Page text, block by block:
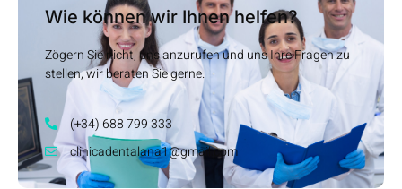
Wie können wir Ihnen helfen?
Zögern Sie nicht, uns anzurufen und uns Ihre Fragen zu
stellen, wir beraten Sie gerne.
(+34) 688 799 333
clinicadentalana1@gmail.com